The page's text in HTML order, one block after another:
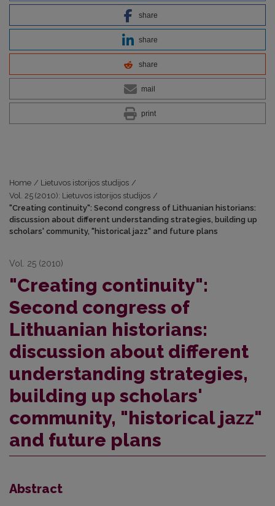
share
share
share
mail
print
Home / Lietuvos istorijos studijos /
Vol. 25 (2010): Lietuvos istorijos studijos /
"Creating continuity": Second congress of Lithuanian historians:
discussion about different understanding strategies, building up
scholars' community, "historical jazz" and future plans
Vol. 25 (2010)
"Creating continuity":
Second congress of
Lithuanian historians:
discussion about different
understanding strategies,
building up scholars'
community, "historical jazz"
and future plans
Abstract